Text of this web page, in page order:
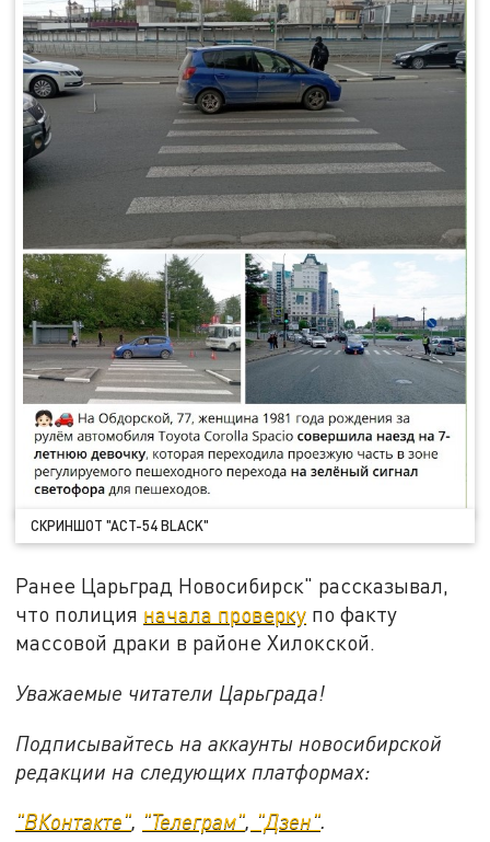
СКРИНШОТ "АСТ-54 BLACK"
Ранее Царьград Новосибирск" рассказывал,
что полиция начала проверку по факту
массовой драки в районе Хилокской.
Уважаемые читатели Царьграда!
Подписывайтесь на аккаунты новосибирской
редакции на следующих платформах:
"ВКонтакте", "Телеграм", "Дзен".